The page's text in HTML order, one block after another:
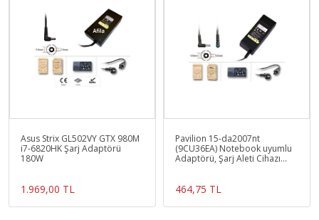
Asus Strix GL502VY GTX 980M
i7-6820HK Şarj Adaptörü
180W
1.969,00 TL
Pavilion 15-da2007nt
(9CU36EA) Notebook uyumlu
Adaptörü, Şarj Aleti Cihazı
464,75 TL